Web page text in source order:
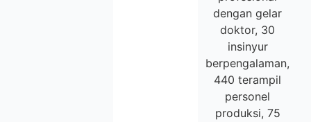
dengan gelar
doktor, 30
insinyur
berpengalaman,
440 terampil
personel
produksi, 75